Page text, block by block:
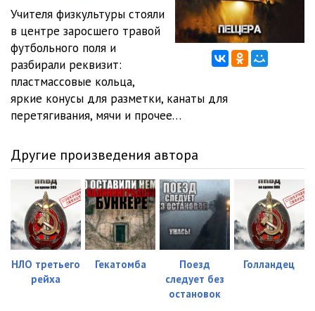
Учителя физкультуры стояли
в центре заросшего травой
футбольного поля и
разбирали реквизит:
пластмассовые кольца,
яркие конусы для разметки, канаты для
перетягивания, мячи и прочее…
Другие произведения автора
НЛО третьего
рейха
Гекатомба
Поезд
следует без
остановок
Голландец